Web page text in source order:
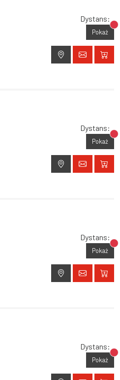
Dystans:
Pokaż
Dystans:
Pokaż
Dystans:
Pokaż
Dystans:
Pokaż